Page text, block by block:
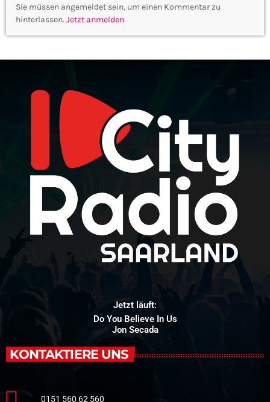
Sie müssen angemeldet sein, um einen Kommentar zu
hinterlassen. Jetzt anmelden
Jetzt läuft:
Do You Believe In Us
Jon Secada
KONTAKTIERE UNS
0151 560 62 560